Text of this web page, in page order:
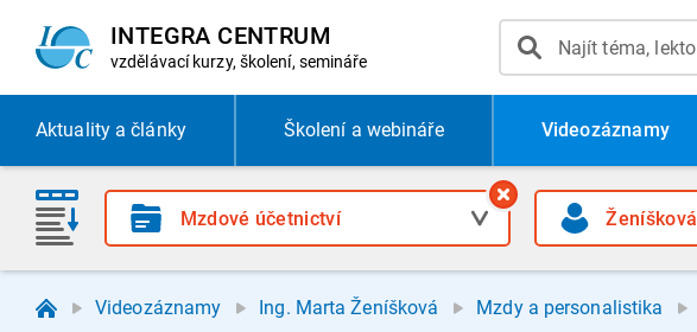
INTEGRA CENTRUM
vzdělávací kurzy, školení, semináře
Aktualitya články Školení a webináře Videozáznamy
Videozáznamy Ing. Marta Ženíšková Mzdy a personalistika